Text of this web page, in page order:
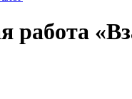
работа